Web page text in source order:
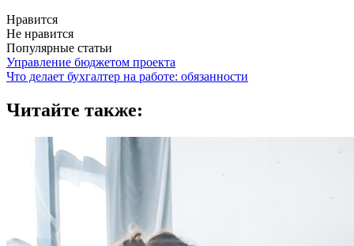
Нравится
Не нравится
Популярные статьи
Управление бюджетом проекта
Что делает бухгалтер на работе: обязанности
Читайте также: